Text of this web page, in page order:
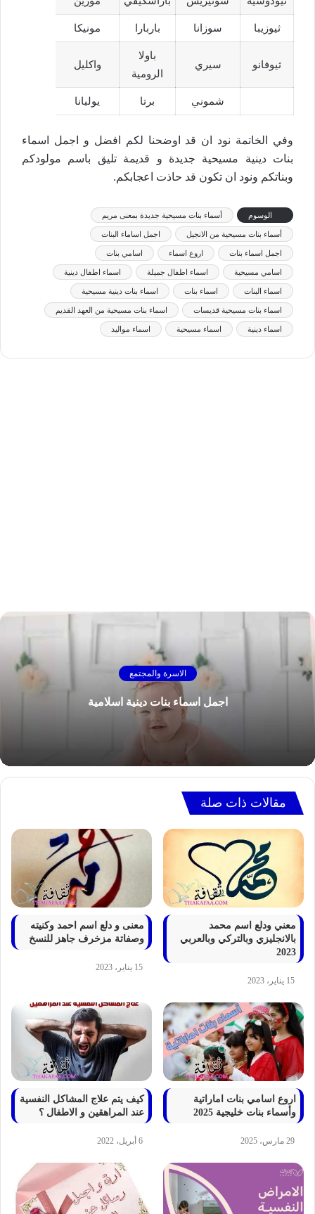
ثيوزيبا سوزانا باربارا مونيكا
ثيوفانو سيري
باولا
الرومية‎
واكليل
شموني برتا يوليانا
وفي الخاتمة نود ان قد اوضحنا لكم افضل و اجمل اسماء
بنات دينية مسيحية جديدة و قديمة تليق باسم مولودكم
وبناتكم ونود ان تكون قد حاذت اعجابكم.
الوسوم أسماء بنات مسيحية جديدة بمعنى مريم
أسماء بنات مسيحية من الانجيل اجمل اساماء البنات
اجمل اسماء بنات اروع اسماء اسامي بنات
اسامي مسيحية اسماء اطفال جميلة اسماء اطفال دينية
اسماء البنات اسماء بنات اسماء بنات دينية مسيحية
اسماء بنات مسيحية قديسات اسماء بنات مسيحية من العهد القديم
اسماء دينية اسماء مسيحية اسماء مواليد
الاسرة والمجتمع
اجمل اسماء بنات دينية اسلامية
مقالات ذات صلة
معني ودلع اسم محمد
بالانجليزي وبالتركي وبالعربي
2023
15 يناير، 2023
معنى و دلع اسم احمد وكنيته
وصفاتة مزخرف جاهز للنسخ
15 يناير، 2023
اروع اسامي بنات اماراتية
وأسماء بنات خليجية 2025
29 مارس، 2025
كيف يتم علاج المشاكل النفسية
عند المراهقين و الاطفال ؟
6 أبريل، 2022